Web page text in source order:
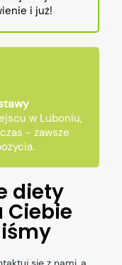
i już!
w Luboniu,
- zawsze
diety
Ciebie